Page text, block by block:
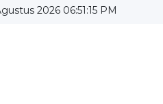
2026 06:51:16 PM